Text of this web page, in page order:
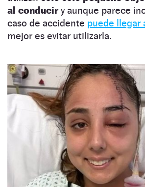
al conduciry aunque parece
caso de accidente puede llegar
mejor es evitar utilizarla.